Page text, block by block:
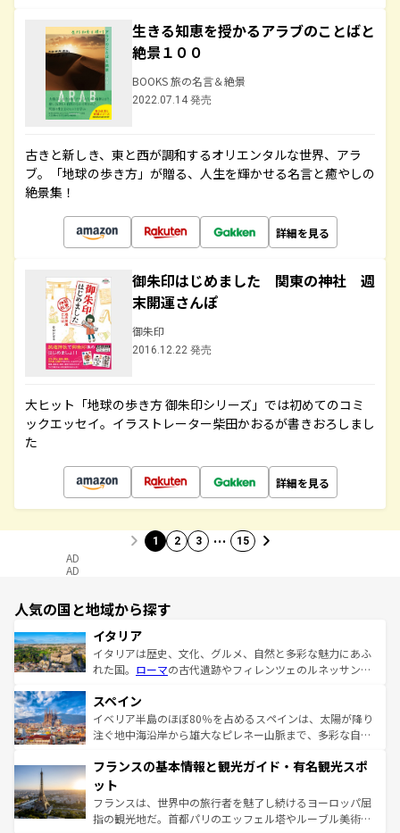
生きる知恵を授かるアラブのことばと
絶景１００
BOOKS 旅の名言＆絶景
2022.07.14 発売
古きと新しき、東と西が調和するオリエンタルな世界、アラ
ブ。「地球の歩き方」が贈る、人生を輝かせる名言と癒やしの
絶景集！
詳細を見る
御朱印はじめました 関東の神社 週
末開運さんぽ
御朱印
2016.12.22 発売
大ヒット「地球の歩き方 御朱印シリーズ」では初めてのコミ
ックエッセイ。イラストレーター柴田かおるが書きおろしまし
た
詳細を見る
1 2 3 … 15
AD
AD
人気の国と地域から探す
イタリア
イタリアは歴史、文化、グルメ、自然と多彩な魅力にあふ
れた国。 ローマの古代遺跡やフィレンツェのルネッサンス
ろん、トスカーナの美しい田園風景やアマルフィ海岸の絶
景など、自然景観も見逃せない。観光の合間には、本場の
ピザやパスタなど、絶品のイタリア料理を堪能することも
ませてくれるイタリアで、忘れられない旅をしてみよう！
なお、新着のイタリア情報は
しい。
スペイン
イベリア半島のほぼ80％を占めるスペインは、太陽が降り
注ぐ地中海沿岸から雄大なピレネー山脈まで、多彩な自然
文化が根付くこの国では、情熱的なフラメンコ、熱気あふ
れる闘牛、そして美味しいタパスが生活の一部となってい
る。首都マドリードの洗練された雰囲気や、バルセロナの
アートに溢れた街角から、地方では古代ローマ遺跡や中世
フランスの基本情報と観光ガイド・有名観光スポ
ット
フランスは、世界中の旅行者を魅了し続けるヨーロッパ屈
指の観光地だ。首都パリのエッフェル塔やルーブル美術館